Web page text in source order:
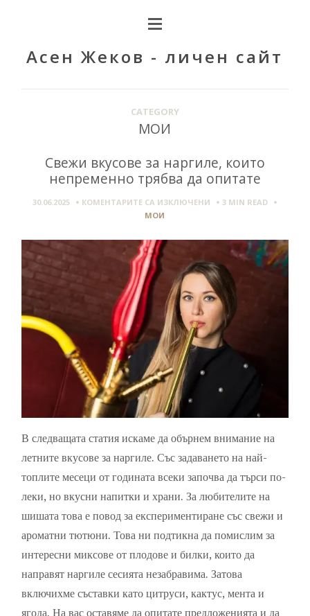
Асен Жеков - личен сайт
CATEGORY
МОИ
Свежи вкусове за наргиле, които
непременно трябва да опитате
30.06.2025 КОМЕНТАРИТЕ СА ИЗКЛЮЧЕНИЗА
ЗА
НАРГИЛЕ,
КОИТО
НЕПРЕМЕННО
ТРЯБВА
ДА
ОПИТАТЕ
3 MIN READ
МОИ
В следващата статия искаме да обърнем внимание на
летните вкусове за наргиле. Със задаването на най-
топлите месеци от годината всеки започва да търси по-
леки, но вкусни напитки и храни. За любителите на
шишата това е повод за експериментиране със свежи и
ароматни тютюни. Това ни подтикна да помислим за
интересни миксове от плодове и билки, които да
направят наргиле сесията незабравима. Затова
включихме съставки като цитруси, кактус, мента и
ягода. На вас оставяме да опитате предложенията и да